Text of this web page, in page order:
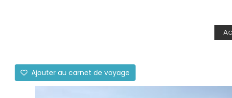
Ajouter au carnet de voyage